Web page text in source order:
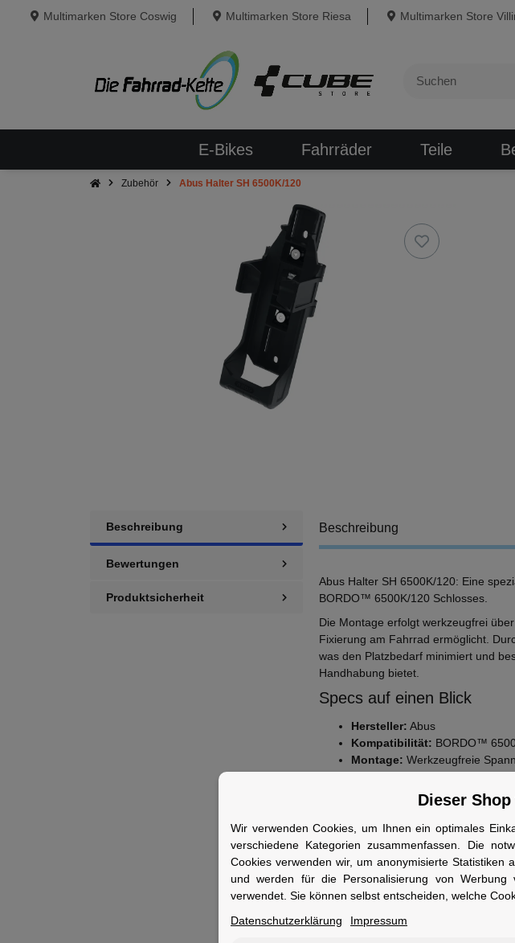
Multimarken Store Coswig Multimarken Store Riesa Multimarken Store
E-Bikes Fahrräder Teile
Zubehör Abus Halter SH 6500K/120
Beschreibung
Bewertungen
Produktsicherheit
Beschreibung
Abus Halter SH 6500K/120: Eine
BORDO™ 6500K/120 Schlosses.
Die Montage erfolgt werkzeugfrei
Fixierung am Fahrrad ermöglicht.
was den Platzbedarf minimiert und
Handhabung bietet.
Specs auf einen Blick
Hersteller: Abus
Kompatibilität: BORDO™
Montage: Werkzeugfreie
Kleine
Kategorie:Zubehör Schlösser
Fuer wen geeignet
Ideal für Radfahrer, die ihr BORDO™
befestigen möchten.
Dieser
Wir verwenden Cookies, um Ihnen ein optimales
verschiedene Kategorien zusammenfassen. Die
Cookies verwenden wir, um anonymisierte Statistiken
und werden für die Personalisierung von
verwendet. Sie können selbst entscheiden, welche
Datenschutzerklärung
Impressum